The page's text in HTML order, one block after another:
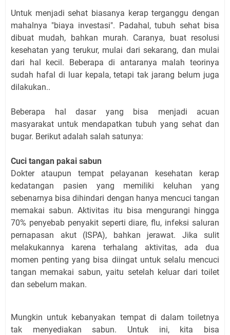
Untuk menjadi sehat biasanya kerap terganggu dengan
mahalnya "biaya investasi". Padahal, tubuh sehat bisa
dibuat mudah, bahkan murah. Caranya, buat resolusi
kesehatan yang terukur, mulai dari sekarang, dan mulai
dari hal kecil. Beberapa di antaranya malah teorinya
sudah hafal di luar kepala, tetapi tak jarang belum juga
dilakukan..
Beberapa hal dasar yang bisa menjadi acuan
masyarakat untuk mendapatkan tubuh yang sehat dan
bugar. Berikut adalah salah satunya:
Cuci tangan pakai sabun
Dokter ataupun tempat pelayanan kesehatan kerap
kedatangan pasien yang memiliki keluhan yang
sebenarnya bisa dihindari dengan hanya mencuci tangan
memakai sabun. Aktivitas itu bisa mengurangi hingga
70% penyebab penyakit seperti diare, flu, infeksi saluran
pernapasan akut (ISPA), bahkan jerawat. Jika sulit
melakukannya karena terhalang aktivitas, ada dua
momen penting yang bisa diingat untuk selalu mencuci
tangan memakai sabun, yaitu setelah keluar dari toilet
dan sebelum makan.
Mungkin untuk kebanyakan tempat di dalam toiletnya
tak menyediakan sabun. Untuk ini, kita bisa